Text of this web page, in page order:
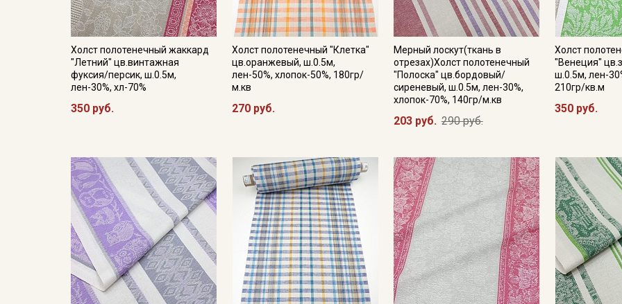
Холст полотенечный жаккард
"Летний" цв.винтажная
фуксия/персик, ш.0.5м,
лен-30%, хл-70%
350 руб.
Холст полотенечный "Клетка"
цв.оранжевый, ш.0.5м,
лен-50%, хлопок-50%, 180гр/
м.кв
270 руб.
Мерный лоскут(ткань в
отрезах)Холст полотенечный
"Полоска" цв.бордовый/
сиреневый, ш.0.5м, лен-30%,
хлопок-70%, 140гр/м.кв
203 руб. 290 руб.
Холст
"Венеция"
ш.0.5м, лен-
210гр/кв.м
350 руб.